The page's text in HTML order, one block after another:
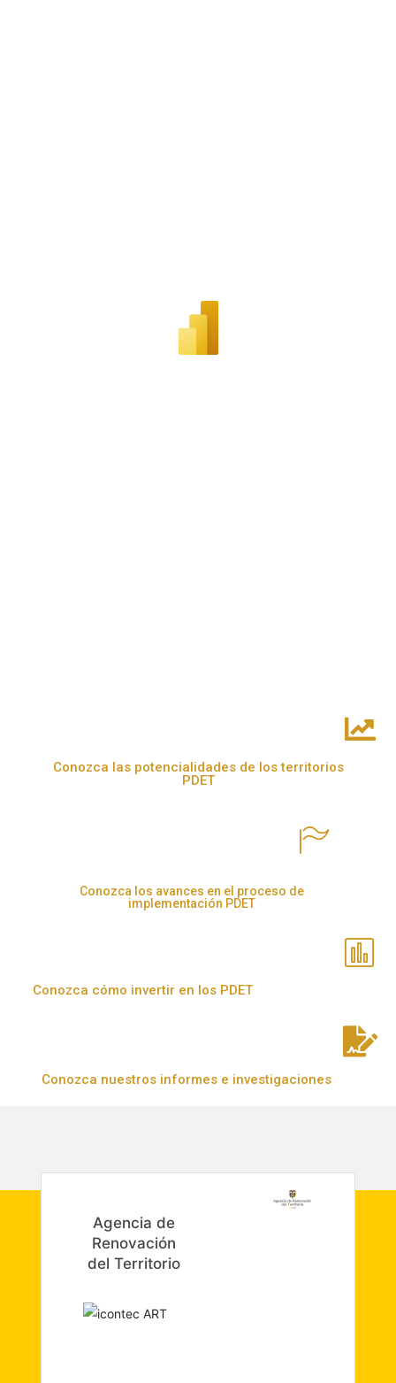
Conozca las potencialidades de los territorios
PDET
Conozca los avances en el proceso de
implementación PDET
Conozca cómo invertir en los PDET
Conozca nuestros informes e investigaciones
Agencia de
Renovación
del Territorio